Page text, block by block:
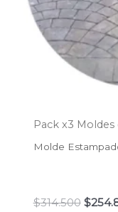
Pack x3
Molde
$314.500 $